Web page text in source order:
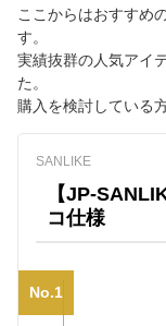
ここからはおすすめ
す。
実績抜群の人気アイ
た。
購入を検討している
SANLIKE
【JP-
コ仕様
No.1